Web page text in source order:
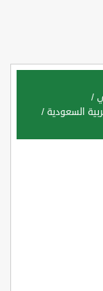
/
السعودية /